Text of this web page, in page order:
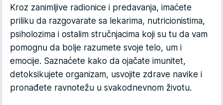
Kroz zanimljive radionice i predavanja, imaćete
priliku da razgovarate sa lekarima, nutricionistima,
psiholozima i ostalim stručnjacima koji su tu da vam
pomognu da bolje razumete svoje telo, um i
emocije. Saznaćete kako da ojačate imunitet,
detoksikujete organizam, usvojite zdrave navike i
pronađete ravnotežu u svakodnevnom životu.